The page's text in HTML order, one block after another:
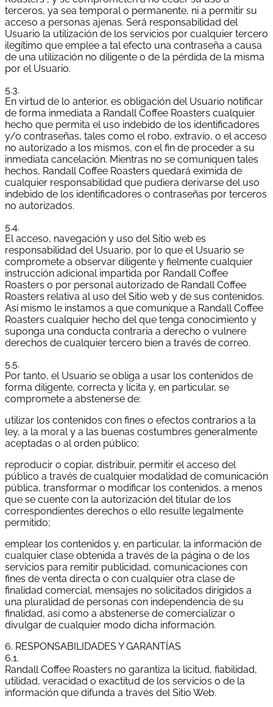
terceros, ya sea temporal o permanente, ni a permitir su
acceso a personas ajenas. Será responsabilidad del
Usuario la utilización de los servicios por cualquier tercero
ilegítimo que emplee a tal efecto una contraseña a causa
de una utilización no diligente o de la pérdida de la misma
por el Usuario.
5.3.
En virtud de lo anterior, es obligación del Usuario notificar
de forma inmediata a Randall Coffee Roasters cualquier
hecho que permita el uso indebido de los identificadores
y/o contraseñas, tales como el robo, extravío, o el acceso
no autorizado a los mismos, con el fin de proceder a su
inmediata cancelación. Mientras no se comuniquen tales
hechos, Randall Coffee Roasters quedará eximida de
cualquier responsabilidad que pudiera derivarse del uso
indebido de los identificadores o contraseñas por terceros
no autorizados.
5.4.
El acceso, navegación y uso del Sitio web es
responsabilidad del Usuario, por lo que el Usuario se
compromete a observar diligente y fielmente cualquier
instrucción adicional impartida por Randall Coffee
Roasters o por personal autorizado de Randall Coffee
Roasters relativa al uso del Sitio web y de sus contenidos.
Así mismo le instamos a que comunique a Randall Coffee
Roasters cualquier hecho del que tenga conocimiento y
suponga una conducta contraria a derecho o vulnere
derechos de cualquier tercero bien a través de correo.
5.5.
Por tanto, el Usuario se obliga a usar los contenidos de
forma diligente, correcta y lícita y, en particular, se
compromete a abstenerse de:
utilizar los contenidos con fines o efectos contrarios a la
ley, a la moral y a las buenas costumbres generalmente
aceptadas o al orden público;
reproducir o copiar, distribuir, permitir el acceso del
público a través de cualquier modalidad de comunicación
pública, transformar o modificar los contenidos, a menos
que se cuente con la autorización del titular de los
correspondientes derechos o ello resulte legalmente
permitido;
emplear los contenidos y, en particular, la información de
cualquier clase obtenida a través de la página o de los
servicios para remitir publicidad, comunicaciones con
fines de venta directa o con cualquier otra clase de
finalidad comercial, mensajes no solicitados dirigidos a
una pluralidad de personas con independencia de su
finalidad, así como a abstenerse de comercializar o
divulgar de cualquier modo dicha información.
6. RESPONSABILIDADES Y GARANTÍAS
6.1.
Randall Coffee Roasters no garantiza la licitud, fiabilidad,
utilidad, veracidad o exactitud de los servicios o de la
información que difunda a través del Sitio Web.